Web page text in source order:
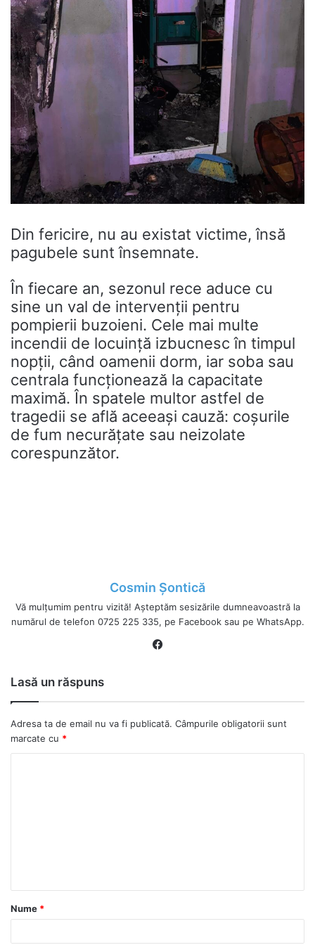
Din fericire, nu au existat victime, însă
pagubele sunt însemnate.
În fiecare an, sezonul rece aduce cu
sine un val de intervenții pentru
pompierii buzoieni. Cele mai multe
incendii de locuință izbucnesc în timpul
nopții, când oamenii dorm, iar soba sau
centrala funcționează la capacitate
maximă. În spatele multor astfel de
tragedii se află aceeași cauză: coșurile
de fum necurățate sau neizolate
corespunzător.
Cosmin Șontică
Vă mulțumim pentru vizită! Așteptăm sesizările dumneavoastră la
numărul de telefon 0725 225 335, pe Facebook sau pe WhatsApp.
Lasă un răspuns
Adresa ta de email nu va fi publicată. Câmpurile obligatorii sunt
marcate cu *
a
r
Nume *